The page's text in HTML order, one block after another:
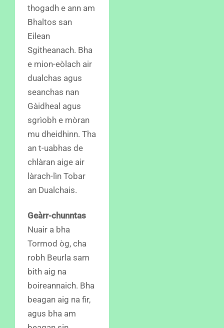
thogadh e ann am
Bhaltos san
Eilean
Sgitheanach. Bha
e mion-eòlach air
dualchas agus
seanchas nan
Gàidheal agus
sgrìobh e mòran
mu dheidhinn. Tha
an t-uabhas de
chlàran aige air
làrach-lìn Tobar
an Dualchais.
Geàrr-chunntas
Nuair a bha
Tormod òg, cha
robh Beurla sam
bith aig na
boireannaich. Bha
beagan aig na fir,
agus bha am